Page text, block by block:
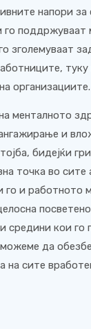
напори за
го поддржуваат
зголемуваат
организациите.
менталното
и
бидејќи
точка во сите
го и работното
средини кои го
да
на сите